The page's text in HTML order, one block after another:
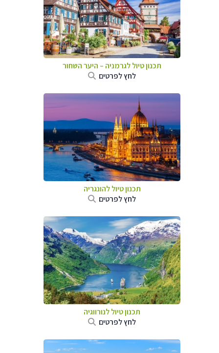
תכנון טיול לגרמניה – היער השחור
לחץ לפרטים
תכנון טיול להונגריה
לחץ לפרטים
תכנון טיול לנורווגיה
לחץ לפרטים